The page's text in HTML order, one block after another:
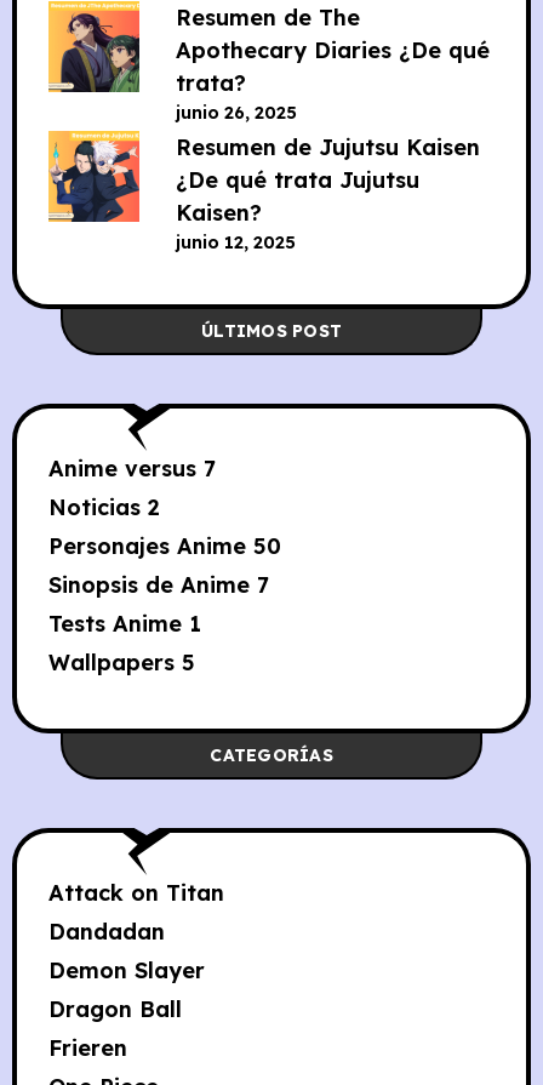
ÚLTIMOS POST
Resumen de The
Apothecary Diaries ¿De qué
trata?
junio 26, 2025
Resumen de Jujutsu Kaisen
¿De qué trata Jujutsu
Kaisen?
junio 12, 2025
CATEGORÍAS
Anime versus 7
Noticias 2
Personajes Anime 50
Sinopsis de Anime 7
Tests Anime 1
Wallpapers 5
Attack on Titan
Dandadan
Demon Slayer
Dragon Ball
Frieren